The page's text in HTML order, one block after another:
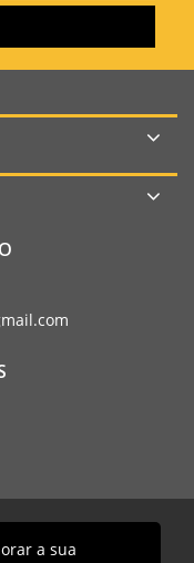
reservados
a sua